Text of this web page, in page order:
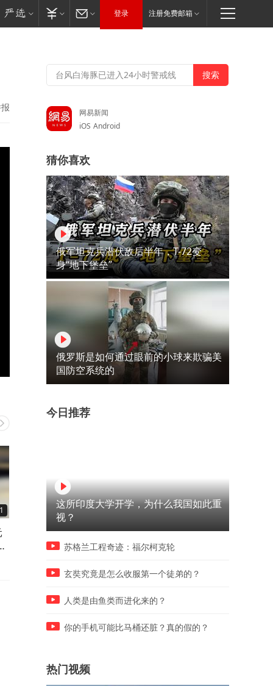
登录 注册免费邮箱
00:18
山东沂蒙山地瓜煎饼，1元一
张，纯手工制作，口感微甜挺
河南驻马店吃大刀凉粉，5元
一份，大叔手法娴熟，凉粉
网易新闻
iOS Android
猜你喜欢
俄军坦克兵潜伏敌后半年，T-72变
身“地下堡垒”
俄罗斯是如何通过眼前的小球来欺骗美
国防空系统的
今日推荐
这所印度大学开学，为什么我国如此重
视？
苏格兰工程奇迹：福尔柯克轮
玄奘究竟是怎么收服第一个徒弟的？
人类是由鱼类而进化来的？
你的手机可能比马桶还脏？真的假的？
热门视频